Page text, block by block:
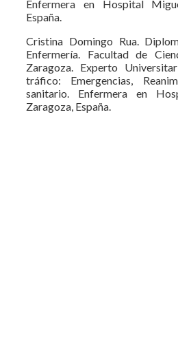
Enfermera en Hospital
España.
Cristina Domingo Rua.
Enfermería. Facultad de
Zaragoza. Experto
tráfico: Emergencias,
sanitario. Enfermera en
Zaragoza, España.